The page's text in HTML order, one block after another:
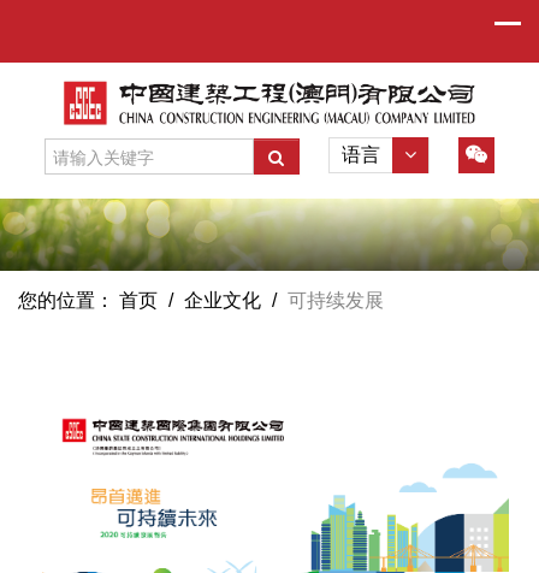
语言
您的位置： 首页 / 企业文化 / 可持续发展